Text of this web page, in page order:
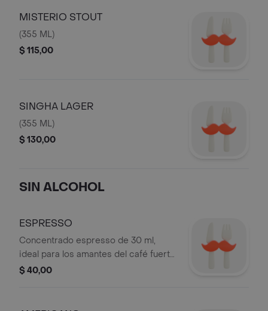
MISTERIO STOUT
(355 ML)
$ 115,00
SINGHA LAGER
(355 ML)
$ 130,00
SIN ALCOHOL
ESPRESSO
Concentrado espresso de 30 ml,
ideal para los amantes del café fuerte
y aromático.
$ 40,00